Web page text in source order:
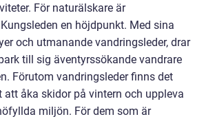
För naturälskare är
en höjdpunkt. Med sina
och utmanande vandringsleder, drar
till sig äventyrssökande vandrare
Förutom vandringsleder finns det
åka skidor på vintern och uppleva
miljön. För dem som är